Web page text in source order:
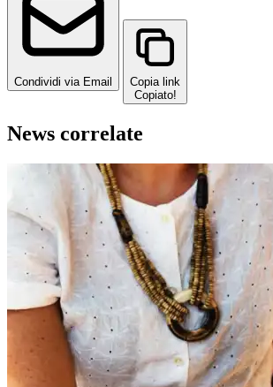
Condividi via Email
Copia link
Copiato!
News correlate